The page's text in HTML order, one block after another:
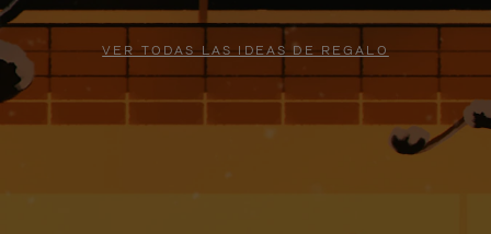
VER TODAS LAS IDEAS DE REGALO